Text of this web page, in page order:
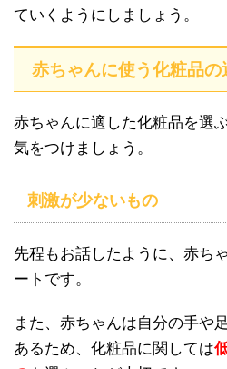
ていくようにしましょう。
赤ちゃんに使う化粧品の
赤ちゃんに適した化粧品を選
気をつけましょう。
刺激が少ないもの
先程もお話したように、赤ち
ートです。
また、赤ちゃんは自分の手や
あるため、化粧品に関しては